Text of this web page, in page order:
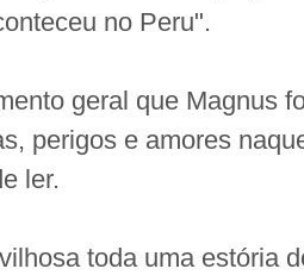
no Peru".
geral que Magnus
perigos e amores
ler.
toda uma estória